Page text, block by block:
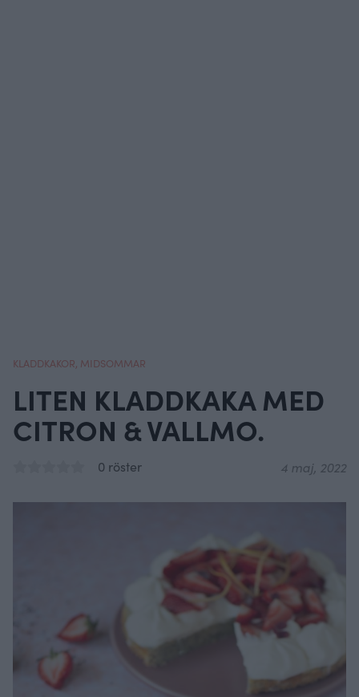
KLADDKAKOR MIDSOMMAR
LITEN KLADDKAKA MED
CITRON & VALLMO.
0 röster 4 maj, 2022